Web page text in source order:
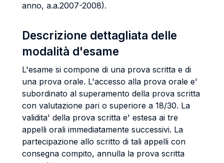
anno, a.a.2007-2008).
Descrizione dettagliata delle
modalità d'esame
L'esame si compone di una prova scritta e di
una prova orale. L'accesso alla prova orale e'
subordinato al superamento della prova scritta
con valutazione pari o superiore a 18/30. La
validita' della prova scritta e' estesa ai tre
appelli orali immediatamente successivi. La
partecipazione allo scritto di tali appelli con
consegna compito, annulla la prova scritta